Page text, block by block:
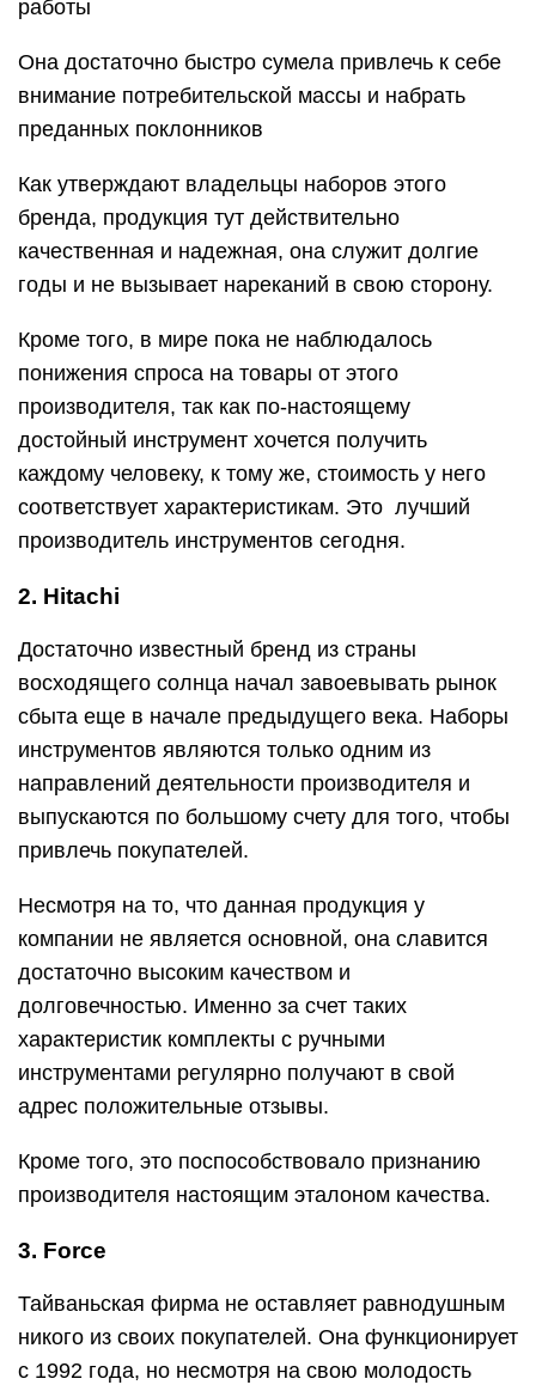
работы
Она достаточно быстро сумела привлечь к себе
внимание потребительской массы и набрать
преданных поклонников
Как утверждают владельцы наборов этого
бренда, продукция тут действительно
качественная и надежная, она служит долгие
годы и не вызывает нареканий в свою сторону.
Кроме того, в мире пока не наблюдалось
понижения спроса на товары от этого
производителя, так как по-настоящему
достойный инструмент хочется получить
каждому человеку, к тому же, стоимость у него
соответствует характеристикам. Это лучший
производитель инструментов сегодня.
2. Hitachi
Достаточно известный бренд из страны
восходящего солнца начал завоевывать рынок
сбыта еще в начале предыдущего века. Наборы
инструментов являются только одним из
направлений деятельности производителя и
выпускаются по большому счету для того, чтобы
привлечь покупателей.
Несмотря на то, что данная продукция у
компании не является основной, она славится
достаточно высоким качеством и
долговечностью. Именно за счет таких
характеристик комплекты с ручными
инструментами регулярно получают в свой
адрес положительные отзывы.
Кроме того, это поспособствовало признанию
производителя настоящим эталоном качества.
3. Force
Тайваньская фирма не оставляет равнодушным
никого из своих покупателей. Она функционирует
с 1992 года, но несмотря на свою молодость